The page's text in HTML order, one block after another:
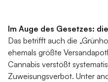
Im Auge des Gesetzes:
Das betrifft auch die
ehemals größte
Cannabis verstößt
Zuweisungsverbot. Unter